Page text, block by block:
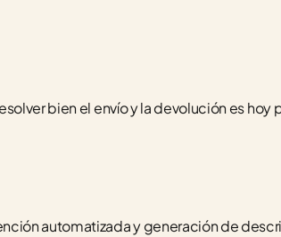
bien el envío y la devolución es hoy
automatizada y generación de